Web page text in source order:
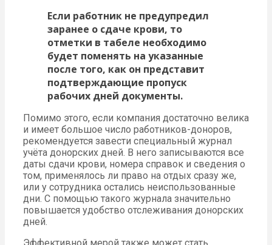
Если работник не предупредил
заранее о сдаче крови, то
отметки в табеле необходимо
будет поменять на указанные
после того, как он представит
подтверждающие пропуск
рабочих дней документы.
Помимо этого, если компания достаточно велика
и имеет большое число работников-доноров,
рекомендуется завести специальный журнал
учёта донорских дней. В него записываются все
даты сдачи крови, номера справок и сведения о
том, применялось ли право на отдых сразу же,
или у сотрудника остались неиспользованные
дни. С помощью такого журнала значительно
повышается удобство отслеживания донорских
дней.